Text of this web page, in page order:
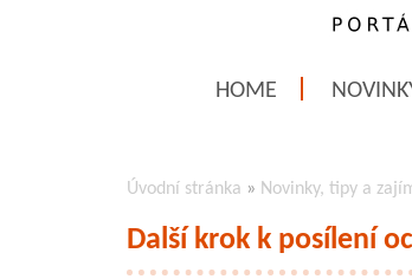
HOME
Úvodní stránka » Novinky, tipy a
Další krok k posílení